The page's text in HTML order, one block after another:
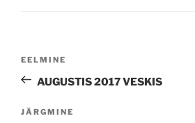
Previous
Post
EELMINE
AUGUSTIS 2017 VESKIS
Next
JÄRGMINE